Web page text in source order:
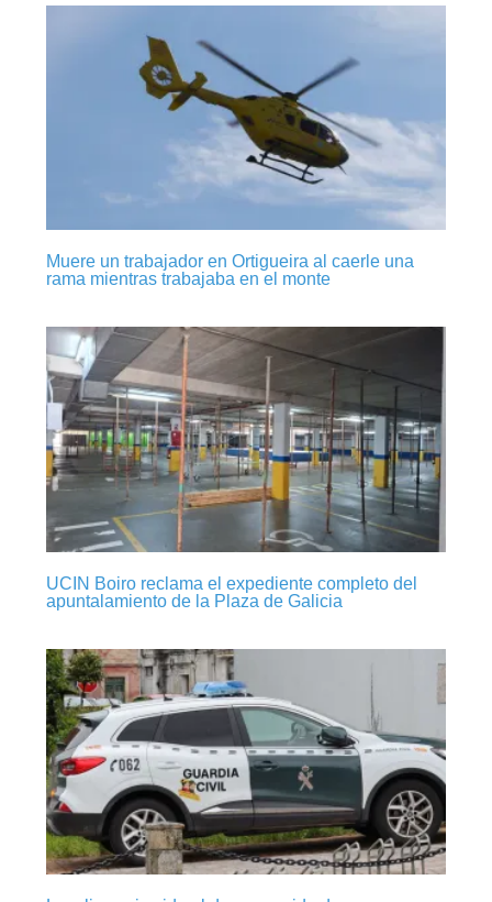
Muere un trabajador en Ortigueira al caerle una
rama mientras trabajaba en el monte
UCIN Boiro reclama el expediente completo del
apuntalamiento de la Plaza de Galicia